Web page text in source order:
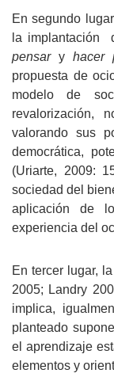
En segundo
la implantación
pensaryhacer
propuesta de
modelo de
revalorización,
valorando sus
democrática,
(Uriarte, 2009:
sociedad del
aplicación de
experiencia del
En tercer lugar,
2005; Landry
implica,
planteado
el aprendizaje
elementos y